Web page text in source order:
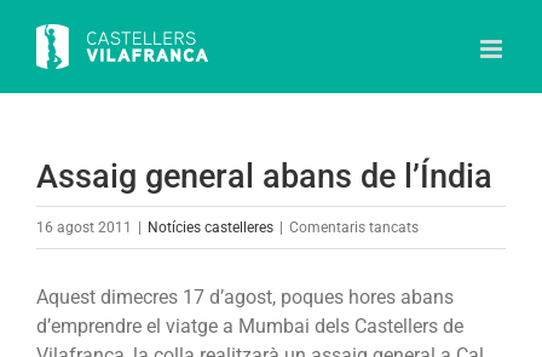
content
Assaig general abans de l’Índia
16 agost 2011 Notícies castelleres Comentaris tancatsa
Aquest dimecres 17 d’agost, poques hores abans
d’emprendre el viatge a Mumbai dels Castellers de